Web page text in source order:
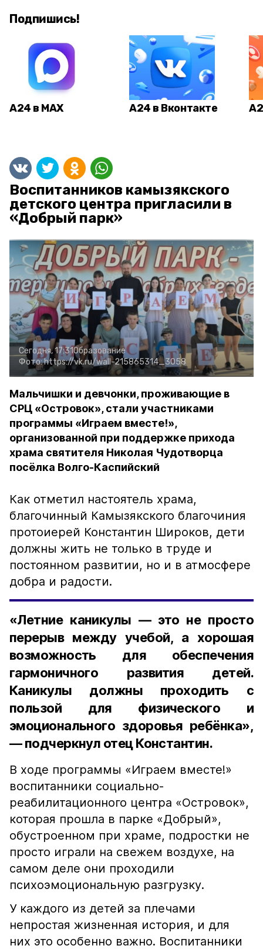
Подпишись!
А24 в MAX А24 в Вконтакте
Воспитанников камызякского
детского центра пригласили в
«Добрый парк»
Сегодня, 17:31Образование
Фото:https://vk.ru/wall-215865314_3058
Мальчишки и девчонки, проживающие в
СРЦ «Островок», стали участниками
программы «Играем вместе!»,
организованной при поддержке прихода
храма святителя Николая Чудотворца
посёлка Волго-Каспийский
Как отметил настоятель храма,
благочинный Камызякского благочиния
протоиерей Константин Широков, дети
должны жить не только в труде и
постоянном развитии, но и в атмосфере
добра и радости.
«Летние каникулы — это не просто
перерыв между учебой, а хорошая
возможность для обеспечения
гармоничного развития детей.
Каникулы должны проходить с
пользой для физического и
эмоционального здоровья ребёнка»,
— подчеркнул отец Константин.
В ходе программы «Играем вместе!»
воспитанники социально-
реабилитационного центра «Островок»,
которая прошла в парке «Добрый»,
обустроенном при храме, подростки не
просто играли на свежем воздухе, на
самом деле они проходили
психоэмоциональную разгрузку.
У каждого из детей за плечами
непростая жизненная история, и для
них это особенно важно. Воспитанники